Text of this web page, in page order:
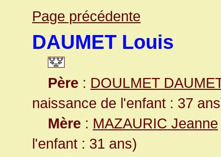
Page précédente
DAUMET Louis
Père : DOULMET
naissance de l'enfant : 37
Mère : MAZAURIC Jeanne
l'enfant : 31 ans)